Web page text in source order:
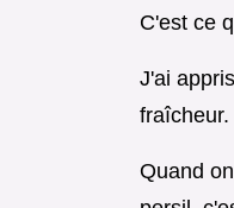
C'est ce
J'ai
fraîcheur.
Quand